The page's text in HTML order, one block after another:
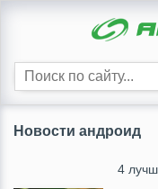
Новости андроид
4